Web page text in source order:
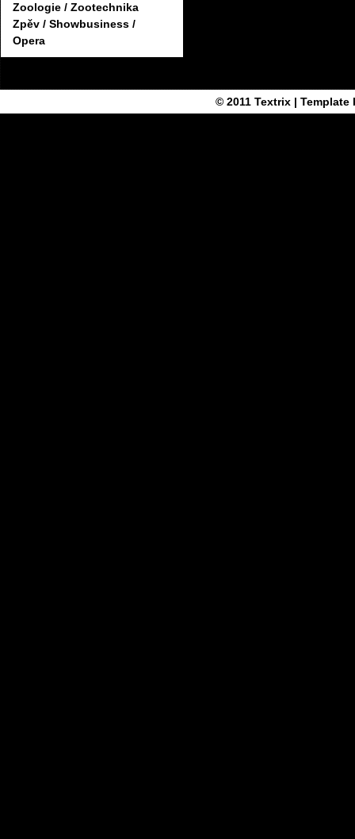
Zoologie / Zootechnika
Zpěv / Showbusiness /
Opera
© 2011 Textrix| Template